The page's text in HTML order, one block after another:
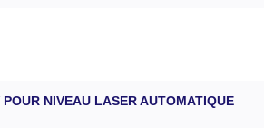
NIVEAU LASER AUTOMATIQUE